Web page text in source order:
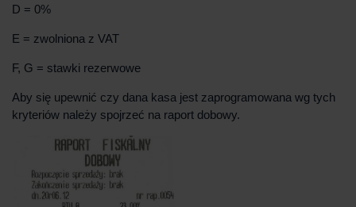
D = 0%
E = zwolniona z VAT
F, G = stawki rezerwowe
Aby się upewnić czy dana kasa jest zaprogramowana wg tych
kryteriów należy spojrzeć na raport dobowy.